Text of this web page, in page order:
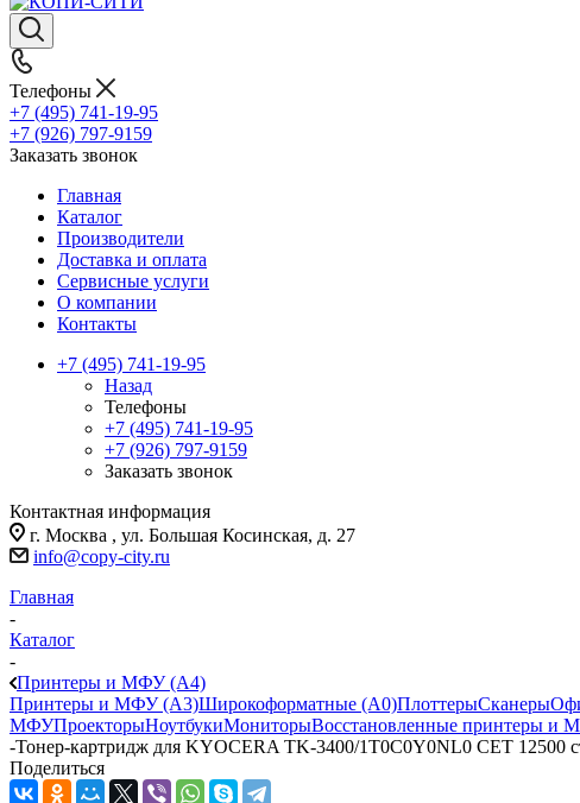
Телефоны
+7 (495) 741-19-95
+7 (926) 797-9159
Заказать звонок
Главная
Каталог
Производители
Доставка и оплата
Сервисные услуги
О компании
Контакты
+7 (495) 741-19-95
Назад
Телефоны
+7 (495) 741-19-95
+7 (926) 797-9159
Заказать звонок
Контактная информация
г. Москва , ул. Большая Косинская, д. 27
info@copy-city.ru
Главная
-
Каталог
-
Принтеры и МФУ (А4)
Принтеры и МФУ (А3)Широкоформатные (А0)ПлоттерыСканеры
МФУПроекторыНоутбукиМониторыВосстановленные принтеры и
-Тонер-картридж для KYOCERA TK-3400/1T0C0Y0NL0 CET
Поделиться